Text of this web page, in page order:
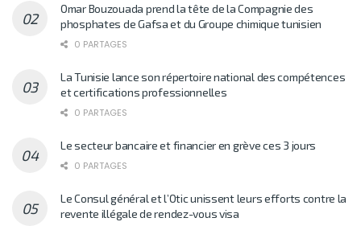
Omar Bouzouada prend la tête de la Compagnie des
phosphates de Gafsa et du Groupe chimique tunisien
0 PARTAGES
La Tunisie lance son répertoire national des compétences
et certifications professionnelles
0 PARTAGES
Le secteur bancaire et financier en grève ces 3 jours
0 PARTAGES
Le Consul général et l’Otic unissent leurs efforts contre la
revente illégale de rendez-vous visa